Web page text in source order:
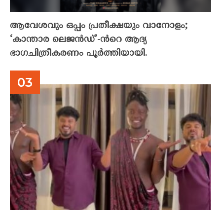
ആവേശവും ഒപ്പം പ്രതീക്ഷയും വാനോളം;
‘കാന്താര ലെജൻഡ്’-ൻറെ ആദ്യ
ഭാഗചിത്രീകരണം പൂർത്തിയായി.